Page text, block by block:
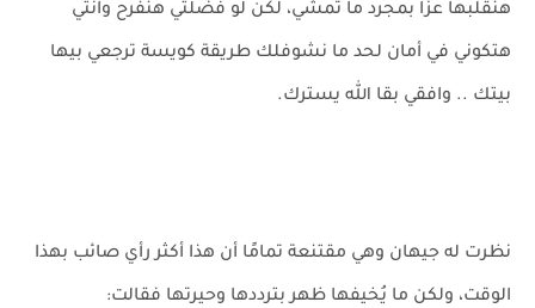
هنقلبها عزا بمجرد ما تمشي، لكن لو فضلتي هنفرح وانتي
هتكوني في أمان لحد ما نشوفلك طريقة كويسة ترجعي بيها
بيتك .. وافقي بقا الله يسترك.
نظرت له جيهان وهي مقتنعة تمامًا أن هذا أكثر رأي صائب بهذا
الوقت، ولكن ما يُخيفها ظهر بترددها وحيرتها فقالت: